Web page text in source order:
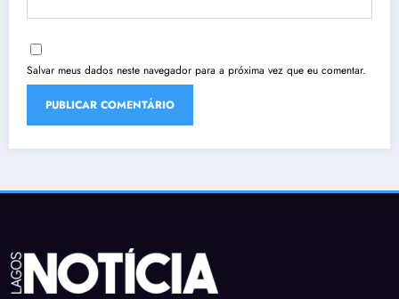
Salvar meus dados neste navegador para a próxima vez que eu comentar.